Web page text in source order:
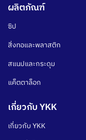
ผลิตภัณฑ์
ซิป
สิ่งทอและพลาสติก
สแนปและกระดุม
แค็ตตาล็อก
เกี่ยวกับ YKK
เกี่ยวกับ YKK